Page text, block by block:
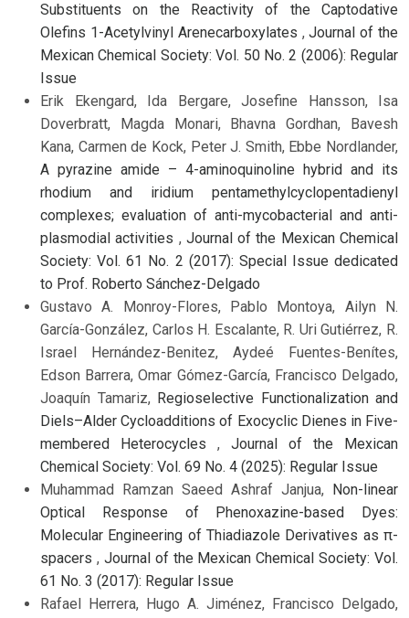
Substituents on the Reactivity of the Captodative
Olefins 1-Acetylvinyl Arenecarboxylates ,Journal of the
Mexican Chemical Society: Vol. 50 No. 2 (2006): Regular
Issue
Erik Ekengard, Ida Bergare, Josefine Hansson, Isa
Doverbratt, Magda Monari, Bhavna Gordhan, Bavesh
Kana, Carmen de Kock, Peter J. Smith, Ebbe Nordlander,
A pyrazine amide – 4-aminoquinoline hybrid and its
rhodium and iridium pentamethylcyclopentadienyl
complexes; evaluation of anti-mycobacterial and anti-
plasmodial activities , Journal of the Mexican Chemical
Society: Vol. 61 No. 2 (2017): Special Issue dedicated
to Prof. Roberto Sánchez-Delgado
Gustavo A. Monroy-Flores, Pablo Montoya, Ailyn N.
García-González, Carlos H. Escalante, R. Uri Gutiérrez, R.
Israel Hernández-Benitez, Aydeé Fuentes-Benítes,
Edson Barrera, Omar Gómez-García, Francisco Delgado,
Joaquín Tamariz, Regioselective Functionalization and
Diels–Alder Cycloadditions of Exocyclic Dienes in Five-
membered Heterocycles , Journal of the Mexican
Chemical Society: Vol. 69 No. 4 (2025): Regular Issue
Muhammad Ramzan Saeed Ashraf Janjua,
Non-linear
Optical Response of Phenoxazine-based Dyes:
Molecular Engineering of Thiadiazole Derivatives as π-
spacers , Journal of the Mexican Chemical Society: Vol.
61 No. 3 (2017): Regular Issue
Rafael Herrera, Hugo A. Jiménez, Francisco Delgado,